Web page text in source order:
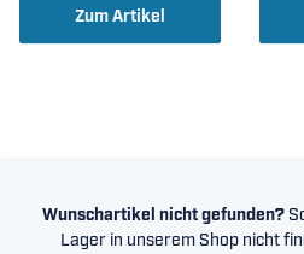
Zum Artikel
Wunschartikel nicht gefunden?
Lager in unserem Shop nicht